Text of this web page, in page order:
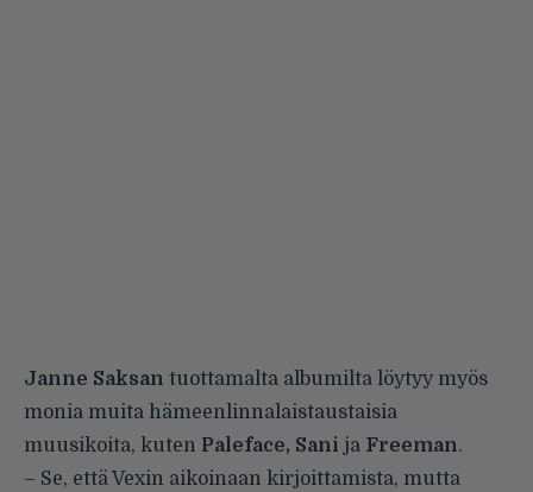
Janne Saksan tuottamalta albumilta löytyy myös
monia muita hämeenlinnalaistaustaisia
muusikoita, kuten Paleface, Sani ja Freeman.
– Se, että Vexin aikoinaan kirjoittamista, mutta